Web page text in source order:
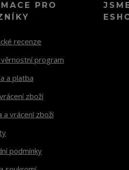
PRO
recenze
věrnostní program
a platba
zboží
a vrácení zboží
podmínky